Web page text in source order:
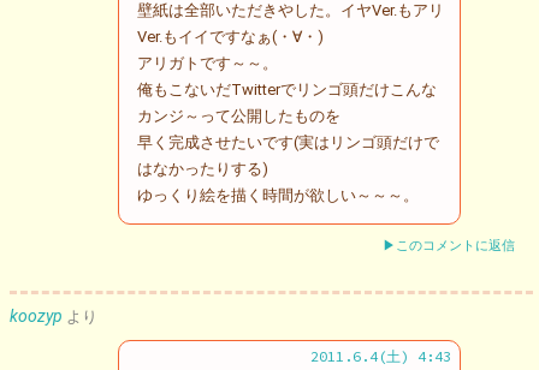
壁紙は全部いただきやした。イヤVer.もアリ
Ver.もイイですなぁ(・∀・)
アリガトです～～。
俺もこないだTwitterでリンゴ頭だけこんな
カンジ～って公開したものを
早く完成させたいです(実はリンゴ頭だけで
はなかったりする)
ゆっくり絵を描く時間が欲しい～～～。
▶このコメントに返信
koozyp より
2011.6.4(土) 4:43